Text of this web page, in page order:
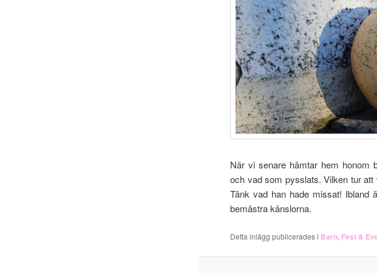
När vi senare hämtar hem honom
och vad som pysslats. Vilken tur
Tänk vad han hade missat! Ibland
bemästra känslorna.
Detta inlägg publicerades i Barn, Fest &